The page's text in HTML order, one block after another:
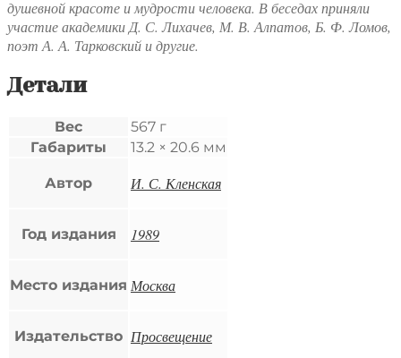
душевной красоте и мудрости человека. В беседах приняли
участие академики Д. С. Лихачев, М. В. Алпатов, Б. Ф. Ломов,
поэт А. А. Тарковский и другие.
Детали
Вес
567 г
Габариты
13.2 × 20.6 мм
Автор И. С. Кленская
Год издания 1989
Место издания Москва
Издательство Просвещение